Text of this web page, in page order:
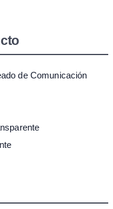
de Comunicación